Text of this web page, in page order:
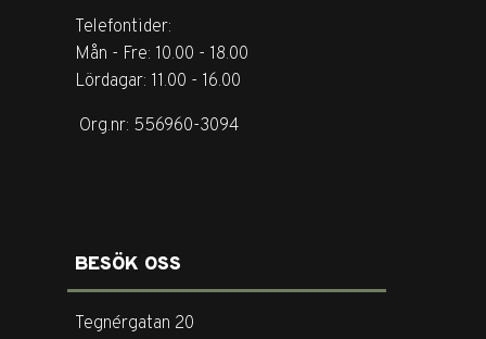
Telefontider:
Mån - Fre: 10.00 - 18.00
Lördagar: 11.00 - 16.00
Org.nr: 556960-3094
BESÖK OSS
Tegnérgatan 20